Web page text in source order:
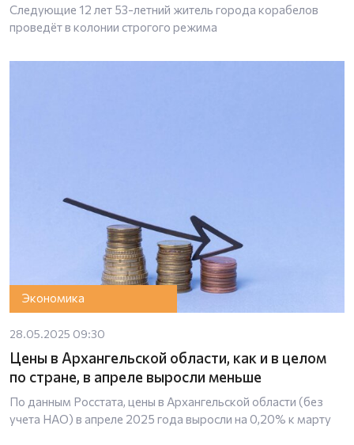
Следующие 12 лет 53-летний житель города корабелов
проведёт в колонии строгого режима
Экономика
28.05.2025 09:30
Цены в Архангельской области, как и в целом
по стране, в апреле выросли меньше
По данным Росстата, цены в Архангельской области (без
учета НАО) в апреле 2025 года выросли на 0,20% к марту